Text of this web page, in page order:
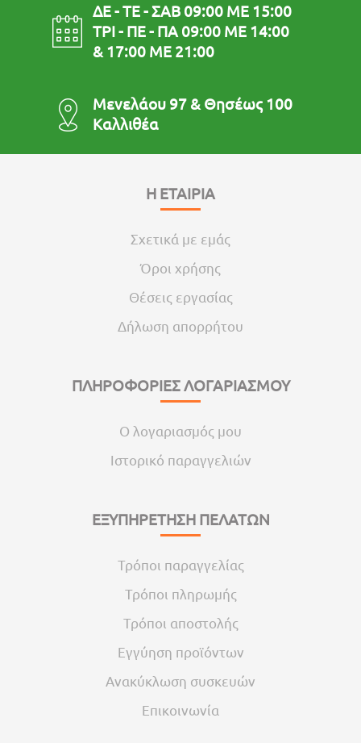
ΔΕ - ΤΕ - ΣΑΒ 09:00 ΜΕ 15:00
ΤΡΙ - ΠΕ - ΠΑ 09:00 ΜΕ 14:00
& 17:00 ΜΕ 21:00
Μενελάου 97 & Θησέως 100
Καλλιθέα
Η ΕΤΑΙΡΙΑ
Σχετικά με εμάς
Όροι χρήσης
Θέσεις εργασίας
Δήλωση απορρήτου
ΠΛΗΡΟΦΟΡΙΕΣ ΛΟΓΑΡΙΑΣΜΟΥ
Ο λογαριασμός μου
Ιστορικό παραγγελιών
ΕΞΥΠΗΡΕΤΗΣΗ ΠΕΛΑΤΩΝ
Τρόποι παραγγελίας
Τρόποι πληρωμής
Τρόποι αποστολής
Εγγύηση προϊόντων
Ανακύκλωση συσκευών
Επικοινωνία